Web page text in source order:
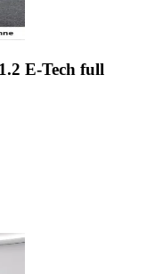
E-Tech full